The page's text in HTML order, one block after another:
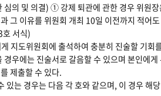
심의 및 의결) ① 강제 퇴관에 관한 경우 위원
그 이유를 위원회 개최 10일 이전까지 적어
호 서식)
지도위원회에 출석하여 충분히 진술할 기회
경우에는 진술서로 갈음할 수 있으며 본인에게
제출할 수 있다.
는 경우는 다음 각 호와 같으며, 이 경우 해